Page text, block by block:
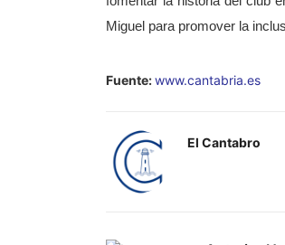
Miguel para promover la
Fuente:www.cantabria.es
El Cantabro